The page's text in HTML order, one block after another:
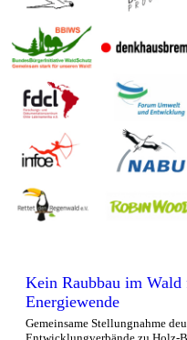
Kein Raubbau im Wald
Energiewende
Gemeinsame Stellungnahme